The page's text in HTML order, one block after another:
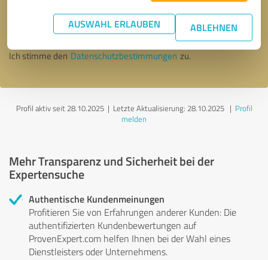
AUSWAHL ERLAUBEN ABLEHNEN
Nachricht senden
Ich stimme den Datenschutzbestimmungen zu.
Profil aktiv seit 28.10.2025 | Letzte Aktualisierung: 28.10.2025| Profil
melden
Mehr Transparenz und Sicherheit bei der
Expertensuche
Authentische Kundenmeinungen
Profitieren Sie von Erfahrungen anderer Kunden: Die
authentifizierten Kundenbewertungen auf
ProvenExpert.com helfen Ihnen bei der Wahl eines
Dienstleisters oder Unternehmens.